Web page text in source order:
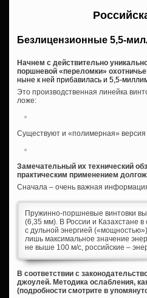
Безлицензионные 5,5-
Начнем с действительно
поршневой «переломки»
ныне к ней прибавилась и 5,5-
Это производственная линейка
ложе:
Существуют и «полимерная»
Замечательный их технический
практическим применением
Сначала – очень важная
Пружинно-поршневые винтовки
(6,35 мм). В России и Казахстане
с дульной энергией
лишь максимальное значение
не выше 100 м/с, российские –
В соответствии с
джоулей. Методика ослабления,
(подробности смотрите в